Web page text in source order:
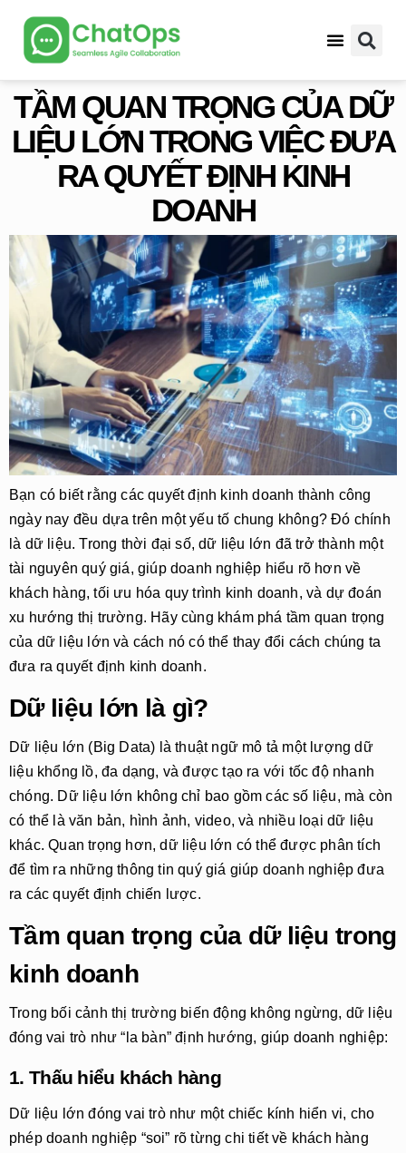
TẦM QUAN TRỌNG CỦA DỮ
LIỆU LỚN TRONG VIỆC ĐƯA
RA QUYẾT ĐỊNH KINH
DOANH
Bạn có biết rằng các quyết định kinh doanh thành công
ngày nay đều dựa trên một yếu tố chung không? Đó chính
là dữ liệu. Trong thời đại số, dữ liệu lớn đã trở thành một
tài nguyên quý giá, giúp doanh nghiệp hiểu rõ hơn về
khách hàng, tối ưu hóa quy trình kinh doanh, và dự đoán
xu hướng thị trường. Hãy cùng khám phá tầm quan trọng
của dữ liệu lớn và cách nó có thể thay đổi cách chúng ta
đưa ra quyết định kinh doanh.
Dữ liệu lớn là gì?
Dữ liệu lớn (Big Data) là thuật ngữ mô tả một lượng dữ
liệu khổng lồ, đa dạng, và được tạo ra với tốc độ nhanh
chóng. Dữ liệu lớn không chỉ bao gồm các số liệu, mà còn
có thể là văn bản, hình ảnh, video, và nhiều loại dữ liệu
khác. Quan trọng hơn, dữ liệu lớn có thể được phân tích
để tìm ra những thông tin quý giá giúp doanh nghiệp đưa
ra các quyết định chiến lược.
Tầm quan trọng của dữ liệu trong
kinh doanh
Trong bối cảnh thị trường biến động không ngừng, dữ liệu
đóng vai trò như “la bàn” định hướng, giúp doanh nghiệp:
1. Thấu hiểu khách hàng
Dữ liệu lớn đóng vai trò như một chiếc kính hiển vi, cho
phép doanh nghiệp “soi” rõ từng chi tiết về khách hàng